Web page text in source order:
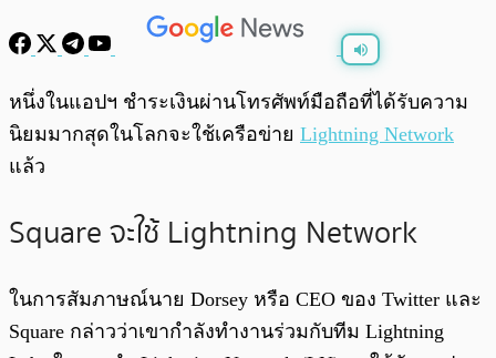
พร้อมเล่น 0:00 /
หนึ่งในแอปฯ ชำระเงินผ่านโทรศัพท์มือถือที่ได้รับความ
นิยมมากสุดในโลกจะใช้เครือข่าย Lightning Network
แล้ว
Square จะใช้ Lightning Network
ในการสัมภาษณ์นาย Dorsey หรือ CEO ของ Twitter และ
Square กล่าวว่าเขากำลังทำงานร่วมกับทีม Lightning